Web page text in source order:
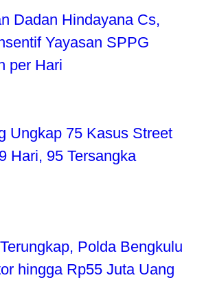
Dadan Hindayana Cs,
Yayasan SPPG
per Hari
Ungkap 75 Kasus Street
Hari, 95 Tersangka
Polda Bengkulu
hingga Rp55 Juta Uang